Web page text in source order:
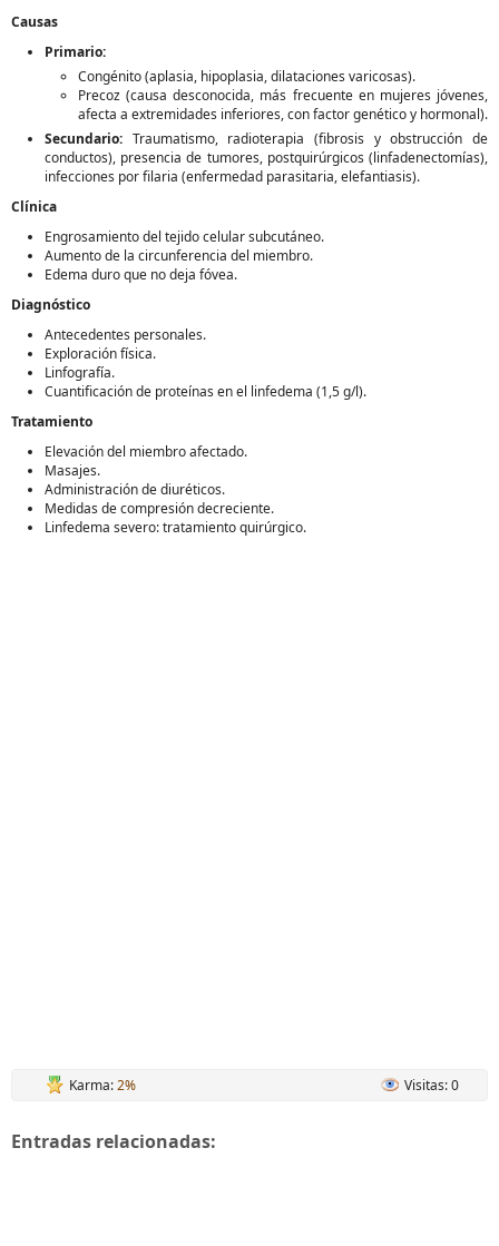
Causas
Primario:
Congénito (aplasia, hipoplasia, dilataciones varicosas).
Precoz (causa desconocida, más frecuente en mujeres jóvenes,
afecta a extremidades inferiores, con factor genético y hormonal).
Secundario: Traumatismo, radioterapia (fibrosis y obstrucción de
conductos), presencia de tumores, postquirúrgicos (linfadenectomías),
infecciones por filaria (enfermedad parasitaria, elefantiasis).
Clínica
Engrosamiento del tejido celular subcutáneo.
Aumento de la circunferencia del miembro.
Edema duro que no deja fóvea.
Diagnóstico
Antecedentes personales.
Exploración física.
Linfografía.
Cuantificación de proteínas en el linfedema (1,5 g/l).
Tratamiento
Elevación del miembro afectado.
Masajes.
Administración de diuréticos.
Medidas de compresión decreciente.
Linfedema severo: tratamiento quirúrgico.
Karma:2% Visitas: 0
Entradas relacionadas: